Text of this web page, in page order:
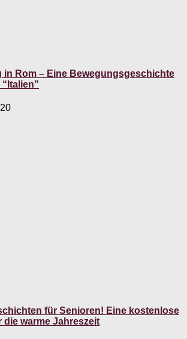
in Rom – Eine Bewegungsgeschichte
für Senioren! Eine kostenlose
die warme Jahreszeit